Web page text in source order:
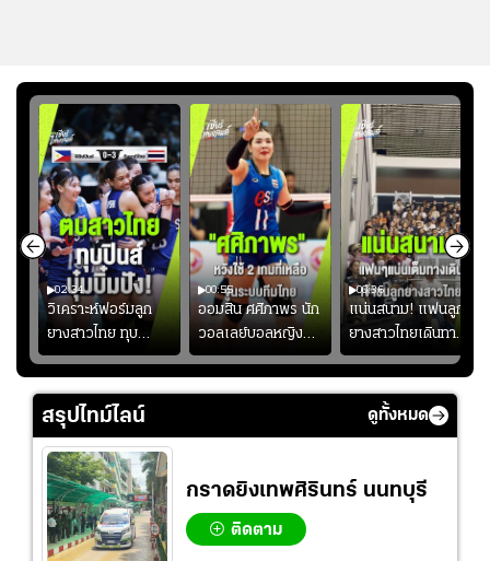
02:34
วิเคราะห์ฟอร์มลูก
ยางสาวไทย ทุบ
ฟิลิปปินส์ 3-0! "บุ๋ม
บิ๋ม" คืนสนามสุดปัง
#วอลเลย์บอลชาย
ทีมชาติไทย
00:55
ออมสิน ศศิภาพร นัก
วอลเลย์บอลหญิงทีม
ชาติไทย หวังใช้ 2
เกมที่เหลือ ปรับจู
00:36
แน่นสนาม! แฟนลูก
ยางสาวไทยเดินทาง
เข้ามาเชียร์สาวไทย
อย่างคึกคัก เพื่อให้
กำลังใจ ก่อนที่สาว
สรุปไทม์ไลน์ ดูทั้งหมด
กราดยิงเทพศิรินทร์ นนทบุรี
ติดตาม